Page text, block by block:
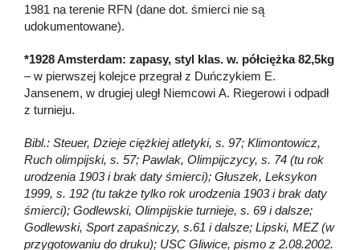
1981 na terenie RFN (dane dot. śmierci nie są
udokumentowane).
*1928 Amsterdam: zapasy, styl klas. w. półciężka 82,5kg
– w pierwszej kolejce przegrał z Duńczykiem E.
Jansenem, w drugiej uległ Niemcowi A. Riegerowi i odpadł
z turnieju.
Bibl.: Steuer, Dzieje ciężkiej atletyki, s. 97; Klimontowicz,
Ruch olimpijski, s. 57; Pawlak, Olimpijczycy, s. 74 (tu rok
urodzenia 1903 i brak daty śmierci); Głuszek, Leksykon
1999, s. 192 (tu także tylko rok urodzenia 1903 i brak daty
śmierci); Godlewski, Olimpijskie turnieje, s. 69 i dalsze;
Godlewski, Sport zapaśniczy, s.61 i dalsze; Lipski, MEZ (w
przygotowaniu do druku); USC Gliwice, pismo z 2.08.2002.